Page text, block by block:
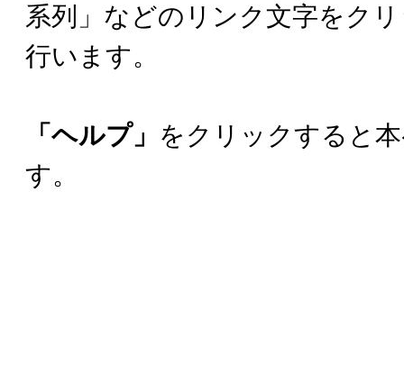
系列」などのリンク文字をク
行います。
「ヘルプ」 をクリックすると
す。